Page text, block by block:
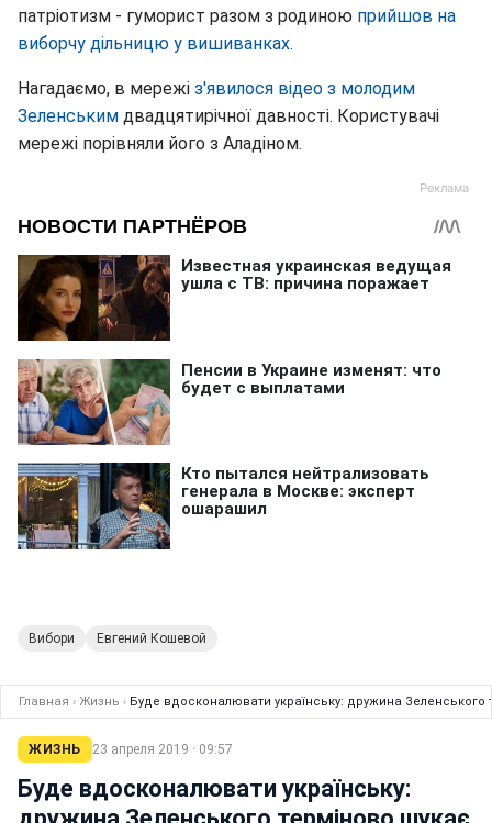
патріотизм - гуморист разом з родиною прийшов на
виборчу дільницю у вишиванках.
Нагадаємо, в мережі з'явилося відео з молодим
Зеленським двадцятирічної давності. Користувачі
мережі порівняли його з Аладіном.
Вибори Евгений Кошевой
Главная › Жизнь › Буде вдосконалювати українську: дружина Зеленського
ЖИЗНЬ 23 апреля 2019 · 09:57
Буде вдосконалювати українську: